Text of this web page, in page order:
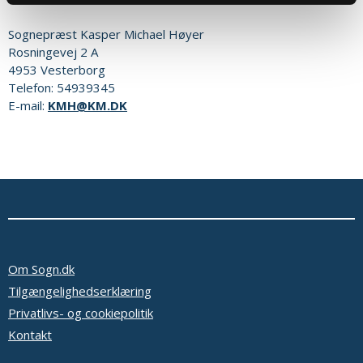
Sognepræst Kasper Michael Høyer
Rosningevej 2 A
4953 Vesterborg
Telefon: 54939345
E-mail: KMH@KM.DK
Om Sogn.dk
Tilgængelighedserklæring
Privatlivs- og cookiepolitik
Kontakt